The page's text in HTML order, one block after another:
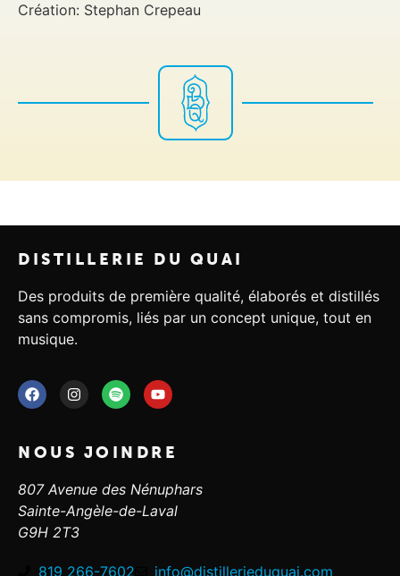
Création: Stephan Crepeau
DISTILLERIE DU QUAI
Des produits de première qualité, élaborés et distillés
sans compromis, liés par un concept unique, tout en
musique.
NOUS JOINDRE
807 Avenue des Nénuphars
Sainte-Angèle-de-Laval
G9H 2T3
819 266-7602 info@distillerieduquai.com